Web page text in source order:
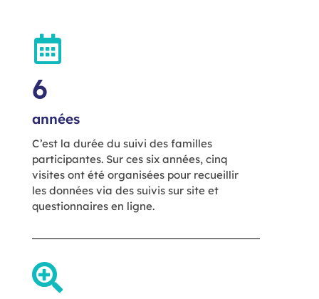
années
6
C’est la durée du suivi des familles
participantes. Sur ces six années, cinq
visites ont été organisées pour recueillir
les données via des suivis sur site et
questionnaires en ligne.